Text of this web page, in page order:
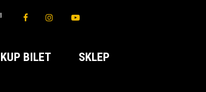
KUP BILET SKLEP